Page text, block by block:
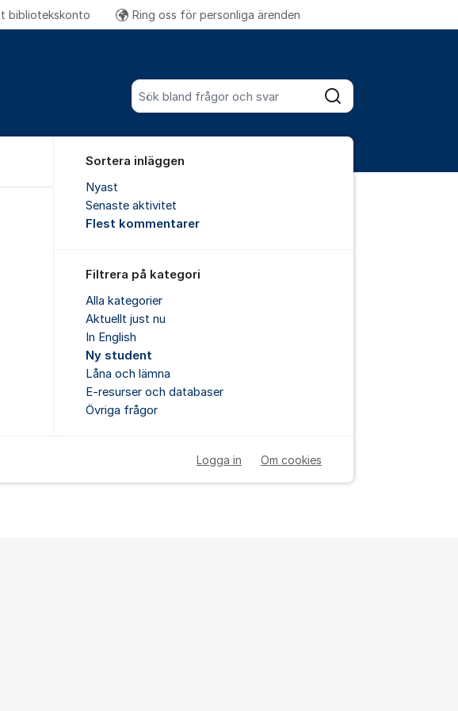
Sök bland alla inlägg
Sök
bibliotekskonto Ring oss för personliga ärendenFler supportlänkar
Sortera inläggen
Nyast
Senaste aktivitet
Flest kommentarer
Filtrera på kategori
Alla kategorier
Aktuellt just nu
In English
Ny student
Låna och lämna
E-resurser och databaser
Övriga frågor
Logga in Om cookies